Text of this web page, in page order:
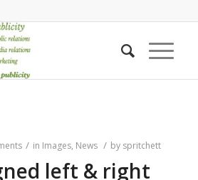
/ in Images, News / by spritchett
left & right